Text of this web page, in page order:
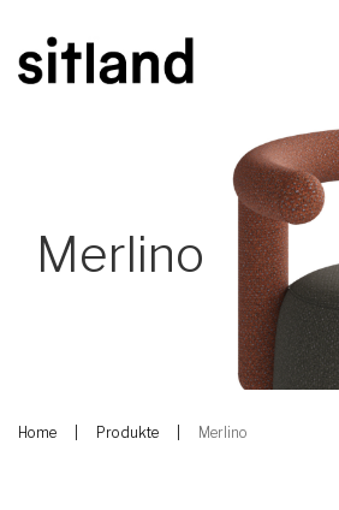
Merlino
Home Produkte Merlino